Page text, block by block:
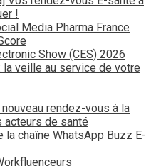
!
Media Pharma France
Show (CES) 2026
la veille au service de votre
nouveau rendez-vous à la
acteurs de santé
la chaîne WhatsApp Buzz E-